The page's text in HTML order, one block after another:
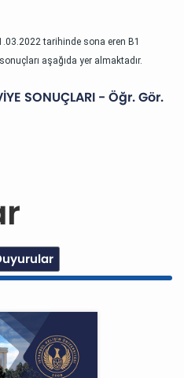
tarihinde sona eren B1
aşağıda yer almaktadır.
SONUÇLARI - Öğr. Gör.